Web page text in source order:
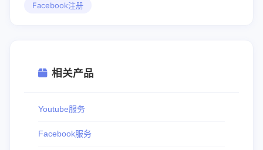
Facebook注册
相关产品
Youtube服务
Facebook服务